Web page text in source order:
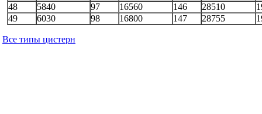
48
5840 97 16560 146 28510
49
6030 98 16800 147 28755
Все типы цистерн